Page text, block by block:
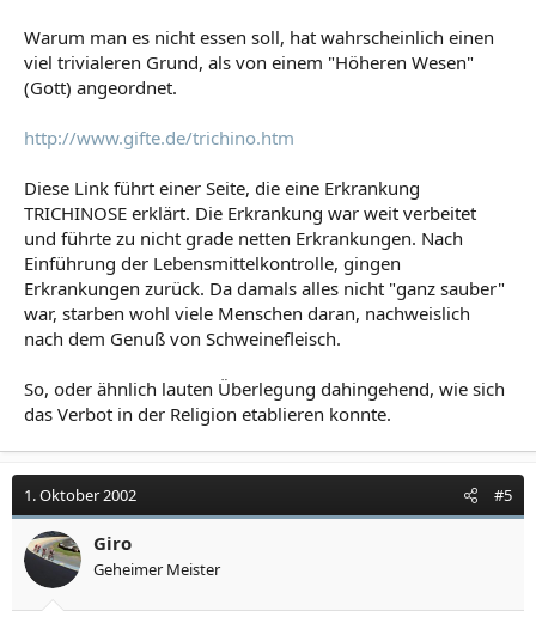
Warum man es nicht essen soll, hat wahrscheinlich einen
viel trivialeren Grund, als von einem "Höheren Wesen"
(Gott) angeordnet.
http://www.gifte.de/trichino.htm
Diese Link führt einer Seite, die eine Erkrankung
TRICHINOSE erklärt. Die Erkrankung war weit verbeitet
und führte zu nicht grade netten Erkrankungen. Nach
Einführung der Lebensmittelkontrolle, gingen
Erkrankungen zurück. Da damals alles nicht "ganz sauber"
war, starben wohl viele Menschen daran, nachweislich
nach dem Genuß von Schweinefleisch.
So, oder ähnlich lauten Überlegung dahingehend, wie sich
das Verbot in der Religion etablieren konnte.
1. Oktober 2002 #5
Giro
Geheimer Meister